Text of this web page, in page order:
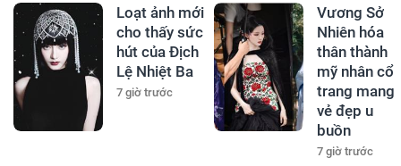
Loạt ảnh mới
cho thấy sức
hút của Địch
Lệ Nhiệt Ba
7 giờ trước
Vương Sở
Nhiên hóa
thân thành
mỹ nhân cổ
trang mang
vẻ đẹp u
buồn
7 giờ trước